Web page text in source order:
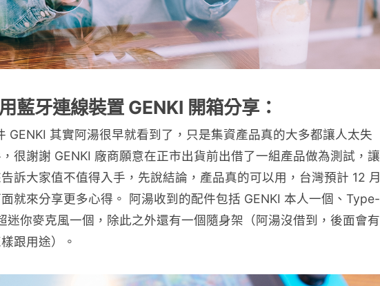
藍牙連線裝置 GENKI 開箱分享：
GENKI 其實阿湯很早就看到了，只是集資產品真的大多都讓人太失
很謝謝 GENKI 廠商願意在正市出貨前出借了一組產品做為測試，讓
訴大家值不值得入手，先說結論，產品真的可以用，台灣預計 12 月
就來分享更多心得。 阿湯收到的配件包括 GENKI 本人一個、Type-
迷你麥克風一個，除此之外還有一個隨身架（阿湯沒借到，後面會有
跟用途）。